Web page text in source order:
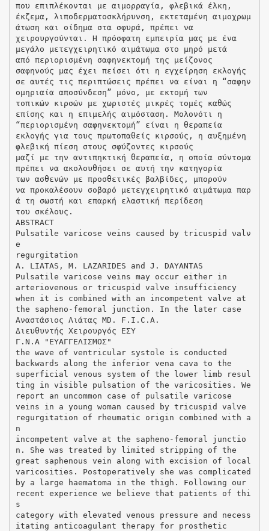
που επιπλέκονται με αιμορραγία, φλεβικά έλκη,
έκζεμα, λιποδερματοσκλήρυνση, εκτεταμένη αιμοχρωμ
άτωση και οίδημα στα σφυρά, πρέπει να
χειρουργούνται. Η πρόσφατη εμπειρία μας με ένα
μεγάλο μετεγχειρητικό αιμάτωμα στο μηρό μετά
από περιορισμένη σαφηνεκτομή της μείζονος
σαφηνούς μας έχει πείσει ότι η εγχείρηση εκλογής
σε αυτές τις περιπτώσεις πρέπει να είναι η “σαφην
ομηριαία αποσύνδεση” μόνο, με εκτομή των
τοπικών κιρσών με χωριστές μικρές τομές καθώς
επίσης και η επιμελής αιμόσταση. Μολονότι η
“περιορισμένη σαφηνεκτομή” είναι η θεραπεία
εκλογής για τους πρωτοπαθείς κιρσούς, η αυξημένη
φλεβική πίεση στους σφύζοντες κιρσούς
μαζί με την αντιπηκτική θεραπεία, η οποία σύντομα
πρέπει να ακολουθήσει σε αυτή την κατηγορία
των ασθενών με προσθετικές βαλβίδες, μπορούν
να προκαλέσουν σοβαρό μετεγχειρητικό αιμάτωμα παρ
ά τη σωστή και επαρκή ελαστική περίδεση
του σκέλους.
ABSTRACT
Pulsatile νaricose νeins caused by tricuspid νalν
e
regurgitation
Α. LIATAS, Μ. LAZARIDES and J. DAYANTAS
Pulsatile varicose veins may occur either in
arteriovenous or tricuspid valve insufficiency
when it is combined with an incompetent valve at
the sapheno-femoral junction. In the later case
Αναστάσιος Λιάτας MD. F.I.C.A.
Διευθυντής Χειρουργός ΕΣΥ
Γ.Ν.Α "ΕΥΑΓΓΕΛΙΣΜΟΣ"
the wave of ventricular systole is conducted
backwards along the inferior vena cava to the
superficial venous system of the lower limb resul
ting in visible pulsation of the varicosities. We
report an uncommon case of pulsatile varicose
veins in a young woman caused by tricuspid valve
regurgitation of rheumatic origin combined with a
n
incompetent valve at the sapheno-femoral junctio
n. She was treated by limited stripping of the
great saphenous vein along with excision of local
varicosities. Postoperatively she was complicated
by a large haematoma in the thigh. Following our
recent experience we believe that patients of thi
s
category with elevated venous pressure and necess
itating anticoagulant therapy for prosthetic